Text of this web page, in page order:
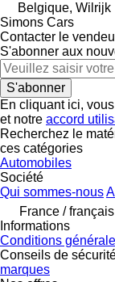
Belgique, Wilrijk
Simons Cars
Contacter le
S'abonner aux
S'abonner
En cliquant ici,
et notre accord
Recherchez le
ces catégories
Automobiles
Société
Qui sommes-nous
France / français
Informations
Conditions
Conseils de
marques